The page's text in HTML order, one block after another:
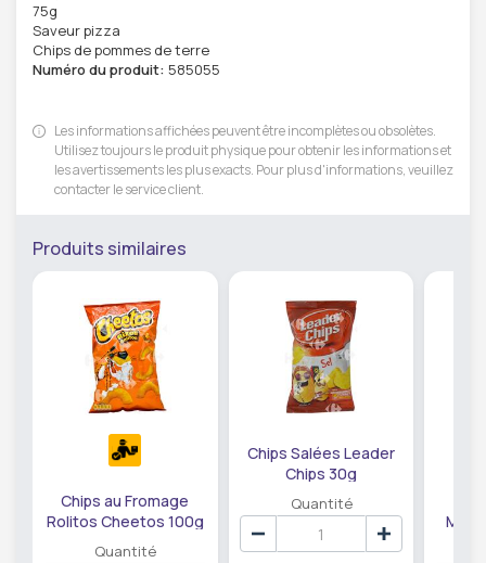
75g
Saveur pizza
Chips de pommes de terre
Numéro du produit: 585055
Les informations affichées peuvent être incomplètes ou obsolètes.
Utilisez toujours le produit physique pour obtenir les informations et
les avertissements les plus exacts. Pour plus d'informations, veuillez
contacter le service client.
Produits similaires
Chips au Fromage
Rolitos Cheetos 100g
Quantité
Chips Salées Leader
Chips 30g
Quantité